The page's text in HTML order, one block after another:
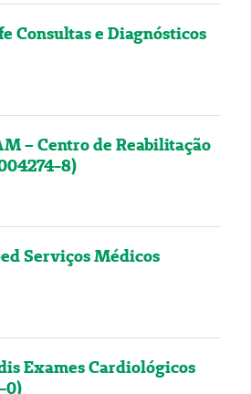
Consultas e Diagnósticos
– Centro de Reabilitação
8)
Serviços Médicos
Exames Cardiológicos
0)